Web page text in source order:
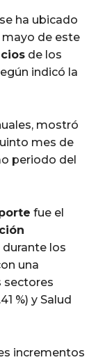
se ha ubicado
mayo de este
de los
indicó la
mostró
mes de
periodo del
fue el
durante los
una
sectores
%) y Salud
incrementos